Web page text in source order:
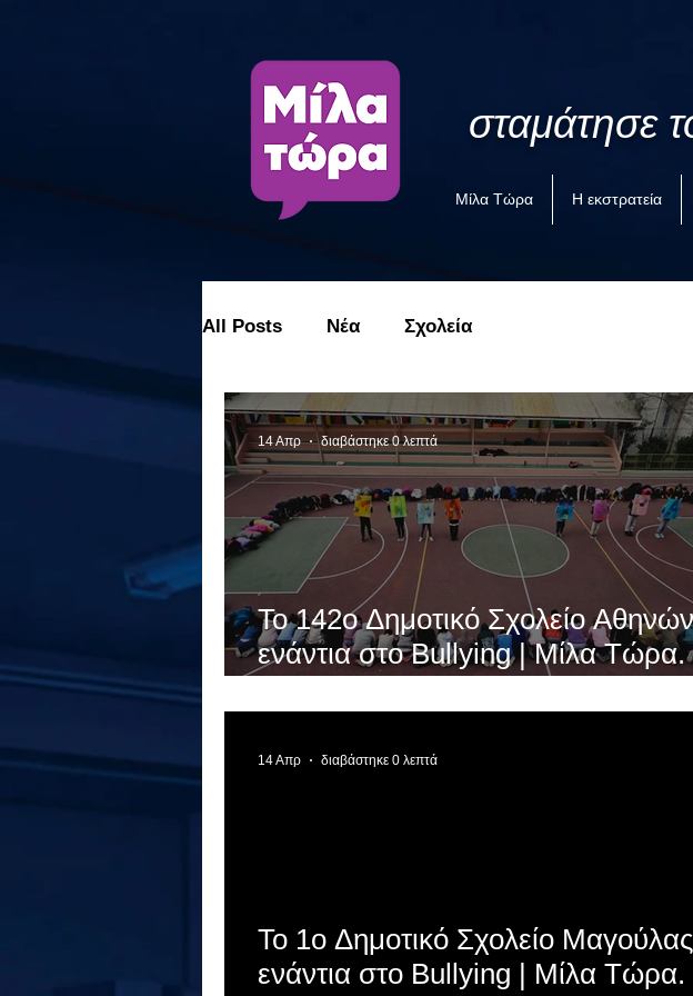
σταμάτησε
Μίλα Τώρα Η εκστρατεία
All Posts Νέα Σχολεία
Το 142ο Δημοτικό Σχολείο Αθηνών
ενάντια στο Bullying | Μίλα
της Ελλάδας ενώνουν τις δυνάμεις
ενάντια στο Bullying
14 Απρ διαβάστηκε 0 λεπτά
Το 1ο Δημοτικό Σχολείο Μαγούλας
ενάντια στο Bullying | Μίλα
14 Απρ διαβάστηκε 0 λεπτά